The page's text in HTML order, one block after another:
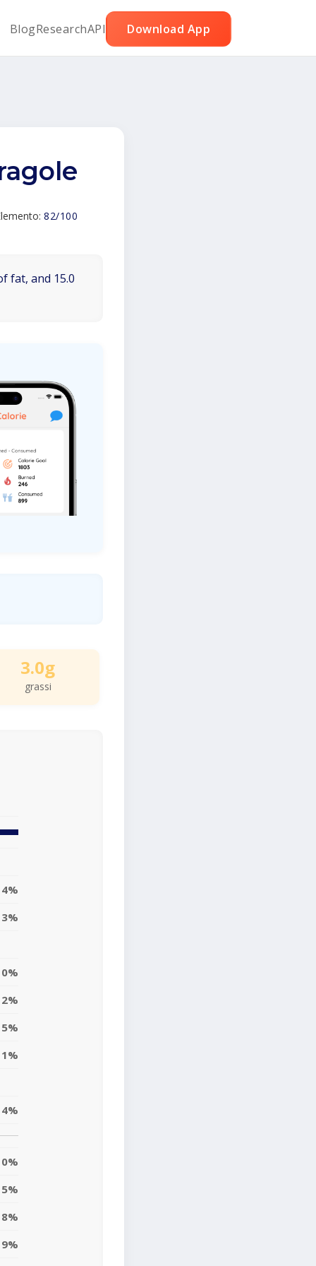
BlogResearchAPI Download App
82/100
fat, and 15.0
3.0g
grassi
4%
3%
0%
2%
5%
4%
0%
5%
8%
9%